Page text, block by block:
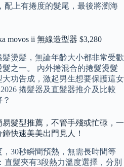
配上有捲度的髮尾，最後將瀏海
movos ii 無線造型器 $3,280
燙髮，無論年齡大小都非常受歡
之一。 內外捲混合的捲髮燙髮
功告成，激起男生想要保護這女
捲髮器及直髮器推介及比較
髮型推薦，不管手殘或忙碌，一
快速美美出門見人！
30秒瞬間預熱，無需長時間等
髮夾有3段熱力溫度選擇，分別